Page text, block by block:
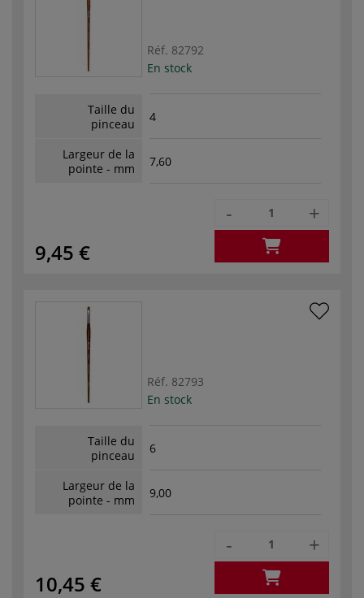
Réf. 82792
En stock
Taille du
pinceau
4
Largeur de la
pointe - mm
7,60
9,45 €
- +
Réf. 82793
En stock
Taille du
pinceau
6
Largeur de la
pointe - mm
9,00
10,45 €
- +